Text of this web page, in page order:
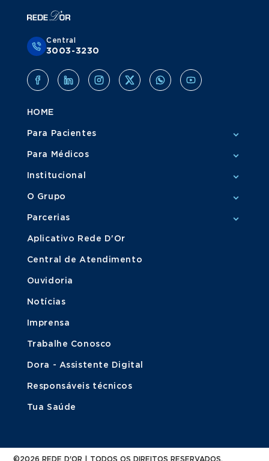
Central
3003-3230
HOME
Para Pacientes
Para Médicos
Institucional
O Grupo
Parcerias
Aplicativo Rede D'Or
Central de Atendimento
Ouvidoria
Notícias
Imprensa
Trabalhe Conosco
Dora - Assistente Digital
Responsáveis técnicos
Tua Saúde
©2026 REDE D'OR | TODOS OS DIREITOS RESERVADOS.